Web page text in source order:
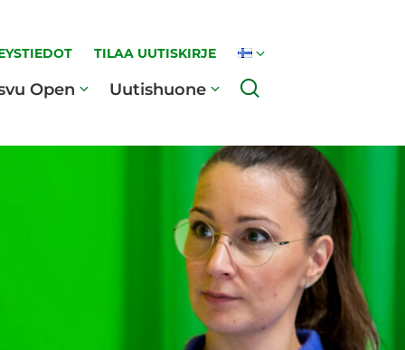
TILAA UUTISKIRJE
Open Uutishuone